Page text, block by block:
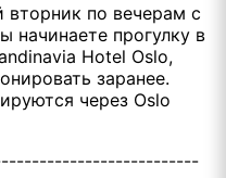
по вечерам с
начинаете прогулку в
Hotel Oslo,
заранее.
через Oslo